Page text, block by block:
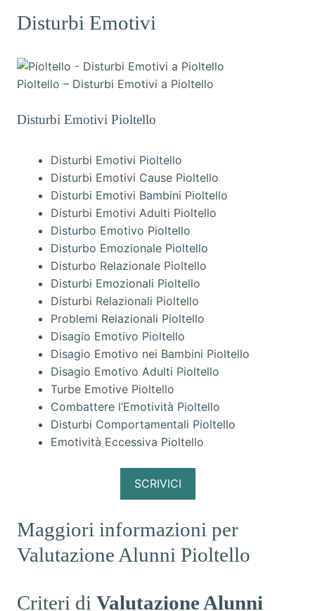
Disturbi Emotivi
Pioltello – Disturbi Emotivi a Pioltello
Disturbi Emotivi Pioltello
Disturbi Emotivi Pioltello
Disturbi Emotivi Cause Pioltello
Disturbi Emotivi Bambini Pioltello
Disturbi Emotivi Adulti Pioltello
Disturbo Emotivo Pioltello
Disturbo Emozionale Pioltello
Disturbo Relazionale Pioltello
Disturbi Emozionali Pioltello
Disturbi Relazionali Pioltello
Problemi Relazionali Pioltello
Disagio Emotivo Pioltello
Disagio Emotivo nei Bambini Pioltello
Disagio Emotivo Adulti Pioltello
Turbe Emotive Pioltello
Combattere l’Emotività Pioltello
Disturbi Comportamentali Pioltello
Emotività Eccessiva Pioltello
SCRIVICI
Maggiori informazioni per
Valutazione Alunni Pioltello
Criteri di Valutazione Alunni